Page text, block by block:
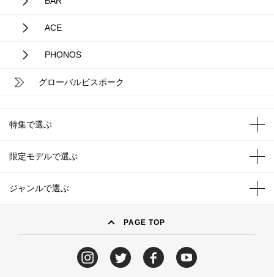
ACE
PHONOS
グローバルビスポーク
特集で選ぶ
限定モデルで選ぶ
ジャンルで選ぶ
PAGE TOP